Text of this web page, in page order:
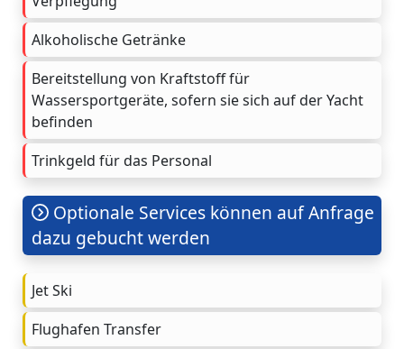
Alkoholische Getränke
Bereitstellung von Kraftstoff für
Wassersportgeräte, sofern sie sich auf der Yacht
befinden
Trinkgeld für das Personal
Optionale Services können auf Anfrage
dazu gebucht werden
Jet Ski
Flughafen Transfer